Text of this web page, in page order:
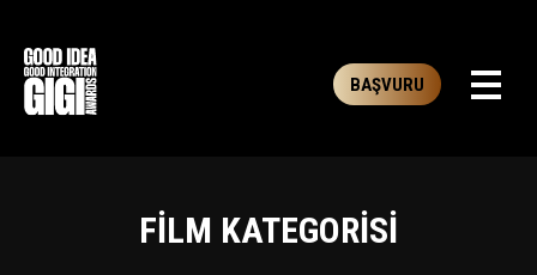
BAŞVURU
FILM KATEGORISI